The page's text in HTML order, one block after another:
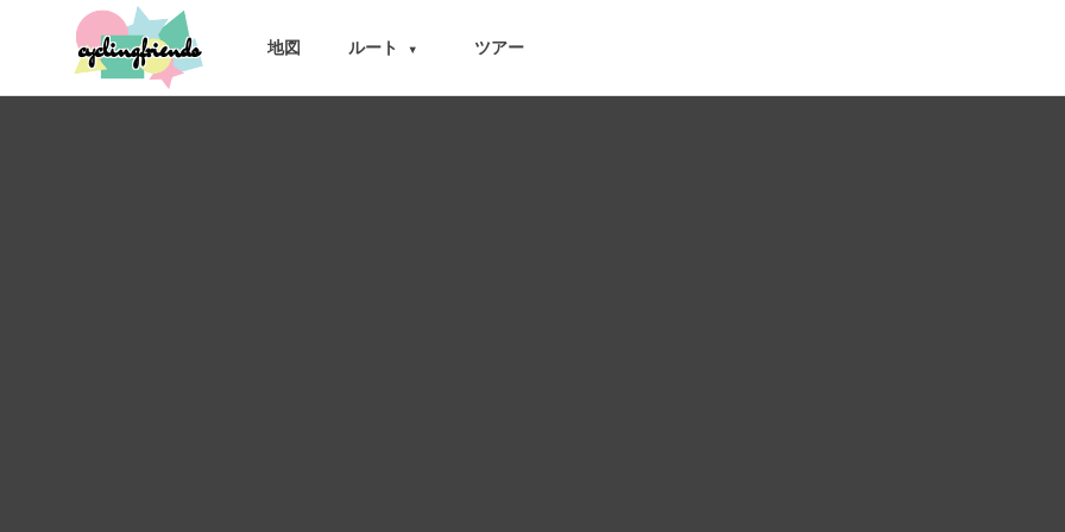
cyclingfriends 地図 ルート ▾ ツアー